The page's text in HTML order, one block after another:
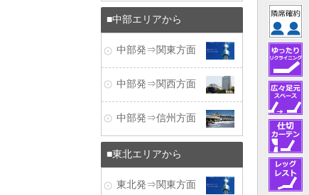
中部エリアから
中部発⇒関東方面
中部発⇒関西方面
中部発⇒信州方面
東北エリアから
東北発⇒関東方面